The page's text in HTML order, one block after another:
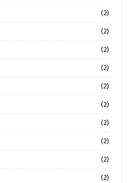
(2)
(2)
(2)
(2)
(2)
(2)
(2)
(2)
(2)
(2)